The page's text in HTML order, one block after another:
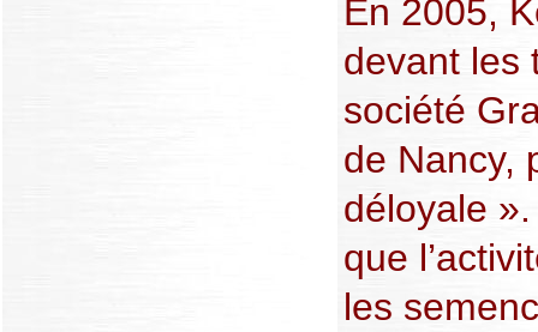
En 2005,
devant les
société
de Nancy,
déloyale
que
les